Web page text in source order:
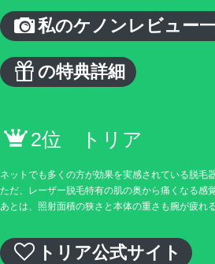
私のケノンレビュー
の特典詳細
2位 トリア
ネットでも多くの方が効果を実感されている脱毛
ただ、レーザー脱毛特有の肌の奥から痛くなる感
あとは、照射面積の狭さと本体の重さも腕が疲れ
トリア公式サイト